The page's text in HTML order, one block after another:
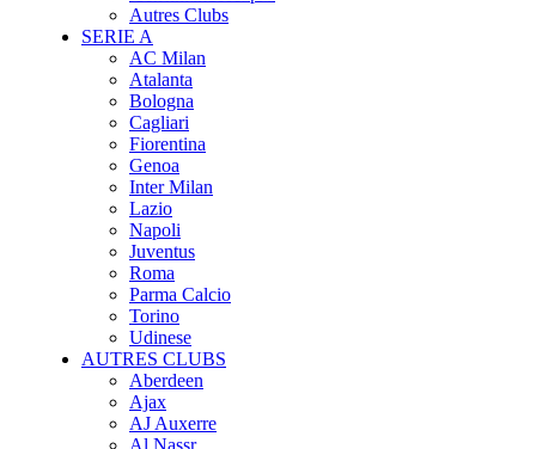
Autres Clubs
SERIE A
AC Milan
Atalanta
Bologna
Cagliari
Fiorentina
Genoa
Inter Milan
Lazio
Napoli
Juventus
Roma
Parma Calcio
Torino
Udinese
AUTRES CLUBS
Aberdeen
Ajax
AJ Auxerre
Al Nassr